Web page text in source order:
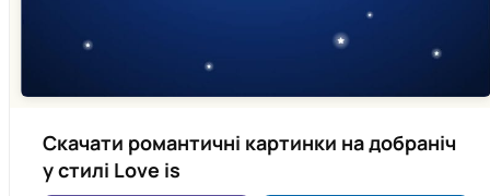
Скачати романтичні картинки на добраніч
у стилі Love is